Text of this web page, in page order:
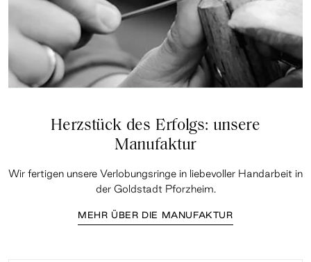
Herzstück des Erfolgs: unsere
Manufaktur
Wir fertigen unsere Verlobungsringe in liebevoller Handarbeit in
der Goldstadt Pforzheim.
MEHR ÜBER DIE MANUFAKTUR